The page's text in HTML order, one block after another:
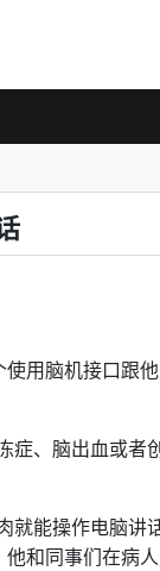
用脑机接口跟
症、脑出血或者
就能操作电脑讲
和同事们在病